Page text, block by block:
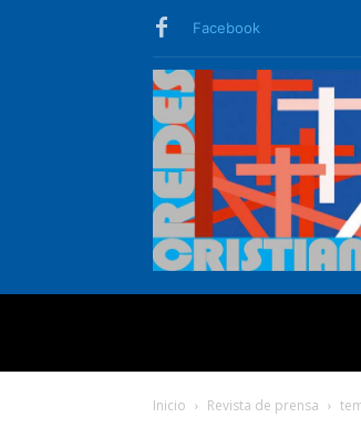
Facebook
Inicio Revista de prensa